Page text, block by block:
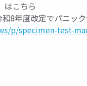
はこちら
8年度改定でパニッ
p/specimen-test-